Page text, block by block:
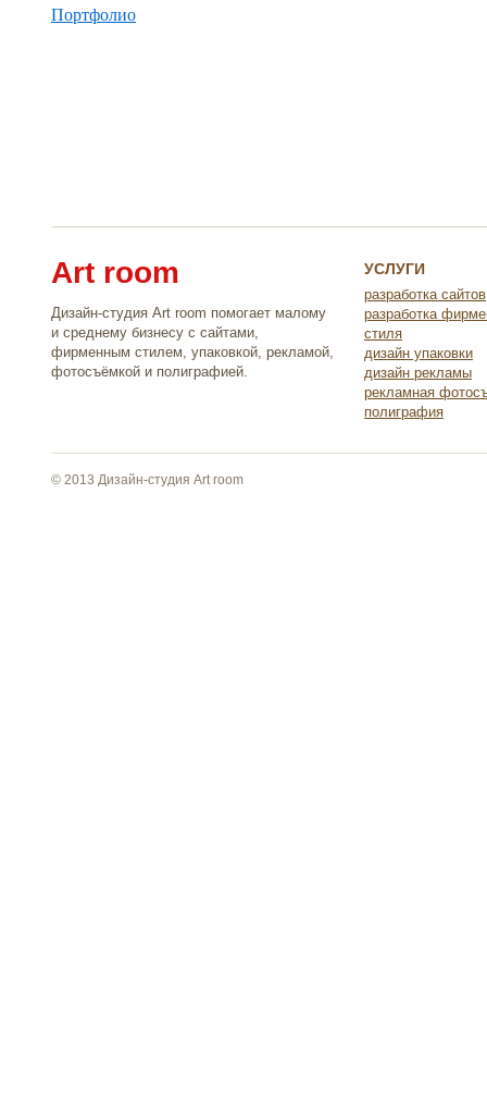
Портфолио
Art room
Дизайн-студия Art room помогает малому
и среднему бизнесу с сайтами,
фирменным стилем, упаковкой, рекламой,
фотосъёмкой и полиграфией.
УСЛУГИ
разработка сайтов
разработка
стиля
дизайн упаковки
дизайн рекламы
рекламная
полиграфия
© 2013 Дизайн-студия Art room